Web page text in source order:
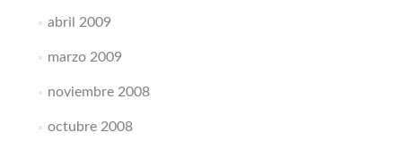
abril 2009
marzo 2009
noviembre 2008
octubre 2008